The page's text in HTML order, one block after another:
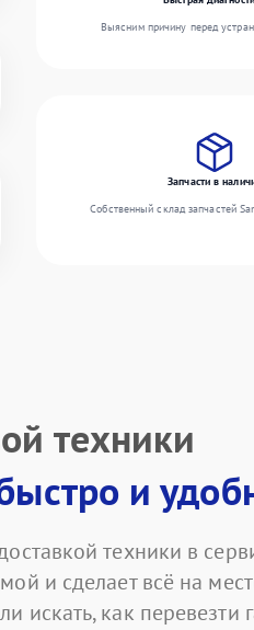
Выясним причину перед
Запчасти в
Собственный склад запчастей
техники
и
техники в
и сделает всё на
искать, как перевезти